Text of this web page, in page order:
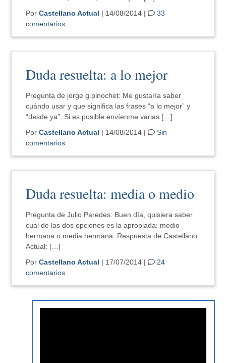
PorCastellano Actual | 14/08/2014 |
33
comentarios
Duda resuelta: a lo mejor
Pregunta de jorge g.pinochet: Me gustaría saber
cuándo usar y que significa las frases “a lo mejor” y
“desde ya”. Si es posible envíenme varias […]
PorCastellano Actual | 14/08/2014 |
Sin
comentarios
Duda resuelta: media o medio
Pregunta de Julio Paredes: Buen día, quisiera saber
cuál de las dos opciones es la apropiada: medio
hermana o media hermana. Respuesta de Castellano
Actual: […]
PorCastellano Actual | 17/07/2014 |
24
comentarios